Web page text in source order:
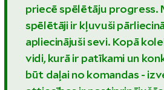
priecē spēlētāju progress.
spēlētāji ir kļuvuši
apliecinājuši sevi. Kopā
vidi, kurā ir patīkami un
būt daļai no komandas -